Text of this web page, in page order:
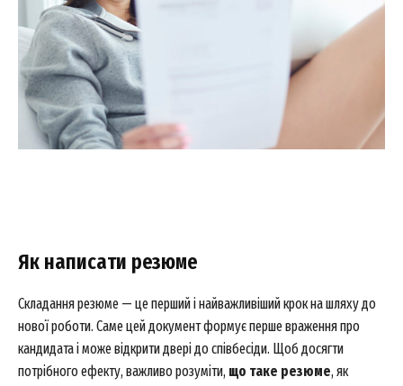
Як написати резюме
Складання резюме — це перший і найважливіший крок на шляху до
нової роботи. Саме цей документ формує перше враження про
кандидата і може відкрити двері до співбесіди. Щоб досягти
потрібного ефекту, важливо розуміти, що таке резюме, як